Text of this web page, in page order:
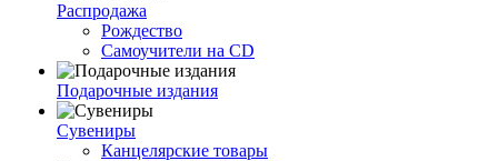
Распродажа
Рождество
Самоучители на CD
Подарочные издания
Сувениры
Канцелярские товары